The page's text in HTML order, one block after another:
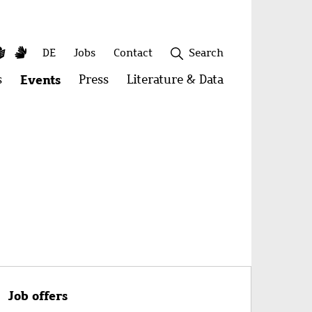
Simple
Language
Sign
DE
Secondary
menu
Jobs Contact Search
OpenEvents Open
Press OpenLiterature & Data
Job offers